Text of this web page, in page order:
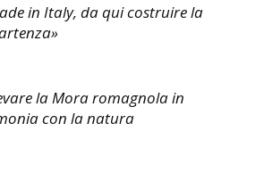
in Italy, da qui costruire la
la Mora romagnola in
con la natura